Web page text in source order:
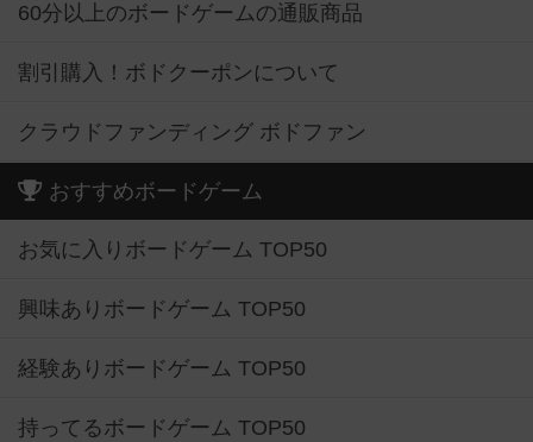
60分以上のボードゲームの通販商品
割引購入！ボドクーポンについて
クラウドファンディング ボドファン
おすすめボードゲーム
お気に入りボードゲーム TOP50
興味ありボードゲーム TOP50
経験ありボードゲーム TOP50
持ってるボードゲーム TOP50